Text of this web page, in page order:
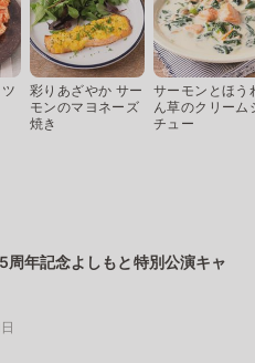
彩りあざやか サー
モンのマヨネーズ
焼き
サーモンとほう
ん草のクリーム
チュー
周年記念よしもと特別公演キャ